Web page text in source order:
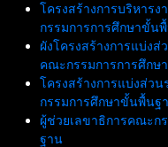
โครงสร้างการบริหาร
กรรมการการศึกษาขั้น
ผังโครงสร้างการแบ่ง
คณะกรรมการการศึกษ
โครงสร้างการแบ่งส่ว
กรรมการศึกษาขั้นพื้นฐ
ผู้ช่วยเลขาธิการคณะก
ฐาน